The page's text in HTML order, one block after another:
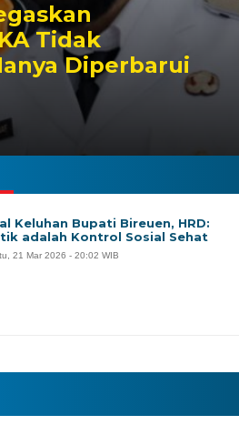
Tidak
Diperbarui
Keluhan Bupati Bireuen, HRD:
adalah Kontrol Sosial Sehat
21 Mar 2026 - 20:02 WIB